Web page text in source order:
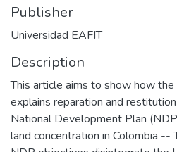
Publisher
Universidad EAFIT
Description
This article aims to show how
explains reparation and
National Development Plan
land concentration in Colombia --